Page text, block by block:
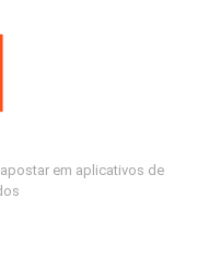
em aplicativos de